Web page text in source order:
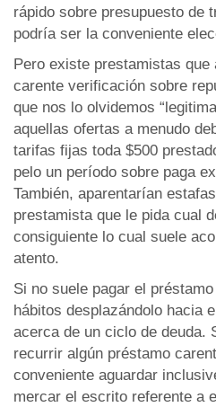
rápido sobre presupuesto de
podría ser la conveniente
Pero existe prestamistas que
carente verificación sobre
que nos lo olvidemos
aquellas ofertas a menudo
tarifas fijas toda $500
pelo un período sobre paga
También, aparentarían
prestamista que le pida cual
consiguiente lo cual suele
atento.
Si no suele pagar el
hábitos desplazándolo hacia
acerca de un ciclo de deuda.
recurrir algún préstamo
conveniente aguardar
mercar el escrito referente a